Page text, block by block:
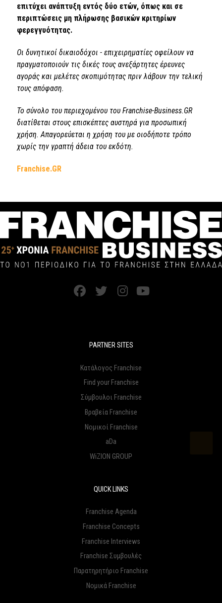
επιτύχει ανάπτυξη εντός δύο ετών, όπως και σε
περιπτώσεις μη πλήρωσης βασικών κριτηρίων
φερεγγυότητας.
Οι δυνητικοί δικαιοδόχοι - επιχειρηματίες οφείλουν να
πραγματοποιούν τις δικές τους ανεξάρτητες έρευνες
αγοράς και μελέτες σκοπιμότητας πριν λάβουν την τελική
τους απόφαση.
Το σύνολο του περιεχομένου του Franchise-Business.GR
διατίθεται στους επισκέπτες αυστηρά για προσωπική
χρήση. Απαγορεύεται η χρήση του με οιοδήποτε τρόπο
χωρίς την γραπτή άδεια του εκδότη.
Franchise.GR
PARTNER SITES
Κατάλογος Franchise
Find your Franchise
Σύμβουλοι Franchise
Βραβεία Franchise
Νομικοί Franchise
aDa
WiZION GROUP
QUICK LINKS
Franchise Agenda
Franchise Concepts
Franchise Interviews
Franchise Συμβουλές
Παρατηρητήριο Franchise
Νομικά Franchise